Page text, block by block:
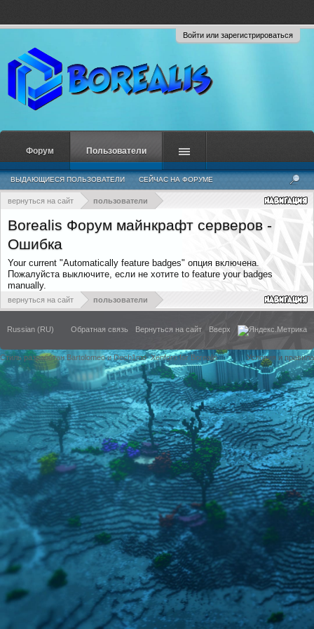
Войти или зарегистрироваться
вернуться на сайт пользователи
Borealis Форум майнкрафт серверов -
Ошибка
Your current "Automatically feature badges" опция включена.
Пожалуйста выключите, если не хотите to feature your badges
manually.
вернуться на сайт пользователи
Форум Пользователи
ВЫДАЮЩИЕСЯ ПОЛЬЗОВАТЕЛИ СЕЙЧАС НА ФОРУМЕ
НЕДАВНЯЯ АКТИВНОСТЬ НОВЫЕ СООБЩЕНИЯ ПРОФИЛЯ
Russian (RU) Обратная связь Вернуться на сайт Вверх
Стиль разработан Bartolomeo и Dech1moXenforo for Borealis Условия и правила